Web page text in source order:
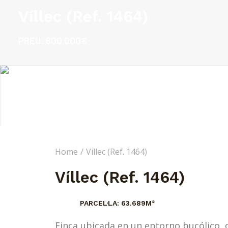
Home Víllec (Ref. 1464)
Víllec (Ref. 1464)
PARCEL·LA: 63.689M²
Finca ubicada en un entorno